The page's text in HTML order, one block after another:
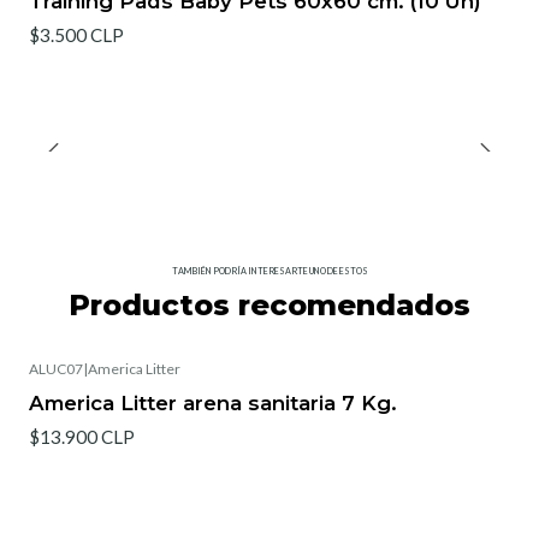
$3.500 CLP
TAMBIÉN PODRÍA INTERESARTE UNO DE ESTOS
Productos recomendados
ALUC07|America Litter
America Litter arena sanitaria 7 Kg.
$13.900 CLP